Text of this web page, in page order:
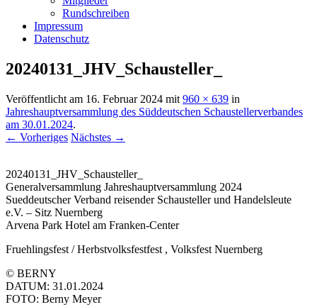
Rundschreiben
Impressum
Datenschutz
20240131_JHV_Schausteller_
Veröffentlicht am 16. Februar 2024 mit 960 × 639 in
Jahreshauptversammlung des Süddeutschen Schaustellerverbandes
am 30.01.2024.
← Vorheriges Nächstes →
20240131_JHV_Schausteller_
Generalversammlung Jahreshauptversammlung 2024
Sueddeutscher Verband reisender Schausteller und Handelsleute
e.V. – Sitz Nuernberg
Arvena Park Hotel am Franken-Center
Fruehlingsfest / Herbstvolksfestfest , Volksfest Nuernberg
© BERNY
DATUM: 31.01.2024
FOTO: Berny Meyer